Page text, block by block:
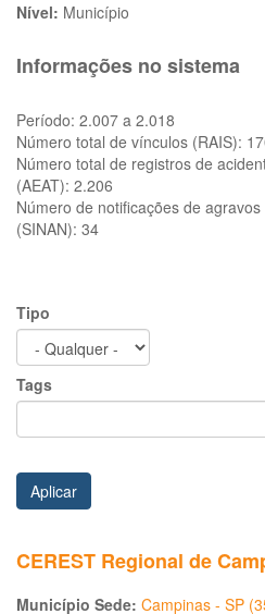
Nível: Município
Informações no sistema
Período: 2.007 a 2.018
Número total de vínculos (RAIS):
Número total de registros de
(AEAT): 2.206
Número de notificações de
(SINAN): 34
Tipo
Tags
Aplicar
CEREST Regional de
Município Sede: Campinas - SP